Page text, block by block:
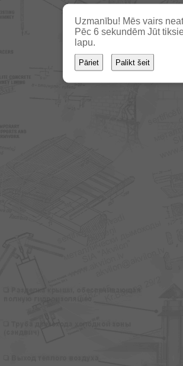
Uzmanību! Mēs vairs
Pēc 6 sekundēm Jūt
lapu.
Pāriet Palikt šeit